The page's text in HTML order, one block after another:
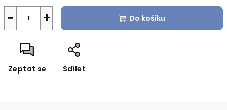
+
− Do košíku
Zeptat se Sdílet